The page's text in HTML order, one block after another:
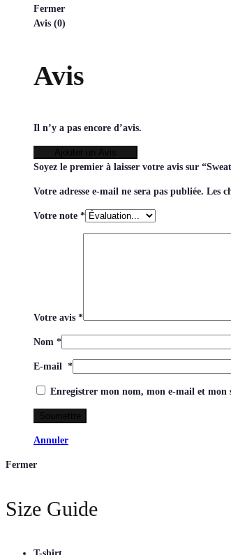
Fermer
Avis (0)
Avis
Il n’y a pas encore d’avis.
Soyez le premier à laisser votre avis sur
Votre adresse e-mail ne sera pas publiée. Les
Votre note *
Votre avis *
Nom *
E-mail *
Enregistrer mon nom, mon e-mail et
Annuler
Fermer
Size Guide